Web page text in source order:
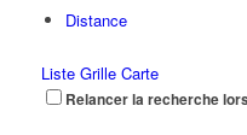
Distance
Liste Grille Carte
Relancer la recherche